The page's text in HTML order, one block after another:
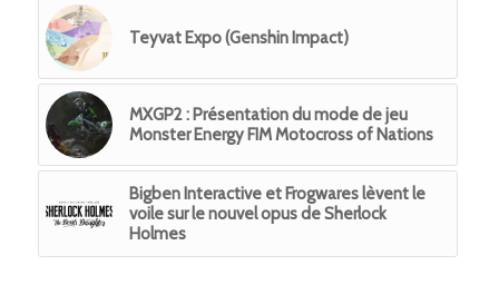
Teyvat Expo (Genshin Impact)
MXGP2 : Présentation du mode de jeu
Monster Energy FIM Motocross of Nations
Bigben Interactive et Frogwares lèvent le
voile sur le nouvel opus de Sherlock
Holmes